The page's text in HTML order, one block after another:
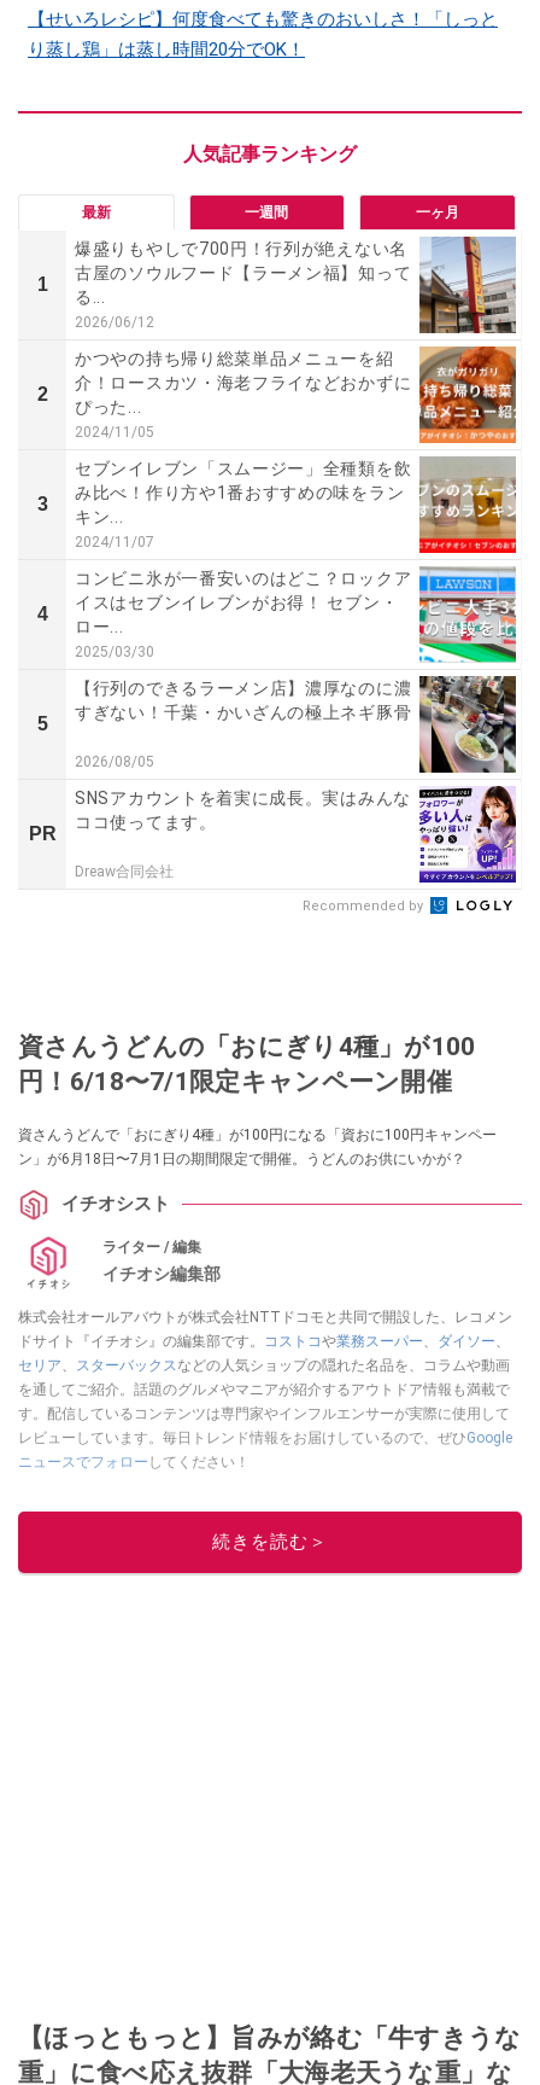
【せいろレシピ】何度食べても驚きのおいしさ！「しっと
り蒸し鶏」は蒸し時間20分でOK！
最新 一週間 一ヶ月
1
爆盛りもやしで700円！行列が絶えない名
古屋のソウルフード【ラーメン福】知って
る...
2026/06/12
2
かつやの持ち帰り総菜単品メニューを紹
介！ロースカツ・海老フライなどおかずに
ぴった...
2024/11/05
3
セブンイレブン「スムージー」全種類を飲
み比べ！作り方や1番おすすめの味をラン
キン...
2024/11/07
4
コンビニ氷が一番安いのはどこ？ロックア
イスはセブンイレブンがお得！ セブン・
ロー...
2025/03/30
5
【行列のできるラーメン店】濃厚なのに濃
すぎない！千葉・かいざんの極上ネギ豚骨
2026/08/05
PR
SNSアカウントを着実に成長。実はみんな
ココ使ってます。
Dreaw合同会社
Recommended by
資さんうどんの「おにぎり4種」が100
円！6/18〜7/1限定キャンペーン開催
資さんうどんで「おにぎり4種」が100円になる「資おに100円キャンペー
ン」が6月18日〜7月1日の期間限定で開催。うどんのお供にいかが？
イチオシスト
ライター / 編集
イチオシ編集部
株式会社オールアバウトが株式会社NTTドコモと共同で開設した、レコメン
ドサイト『イチオシ』の編集部です。
コストコや業務スーパー、 ダイソー、
セリア、 スターバックスなどの人気ショップの隠れた名品を、コラムや動画
を通してご紹介。話題のグルメやマニアが紹介するアウトドア情報も満載で
す。配信しているコンテンツは専門家やインフルエンサーが実際に使用して
レビューしています。毎日トレンド情報をお届けしているので、ぜひGoogle
ニュースでフォロー してください！
続きを読む＞
【ほっともっと】旨みが絡む「牛すきうな
重」に食べ応え抜群「大海老天うな重」な